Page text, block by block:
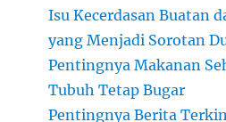
Isu Kecerdasan Buatan
yang Menjadi Sorotan
Pentingnya Makanan
Tubuh Tetap Bugar
Pentingnya Berita